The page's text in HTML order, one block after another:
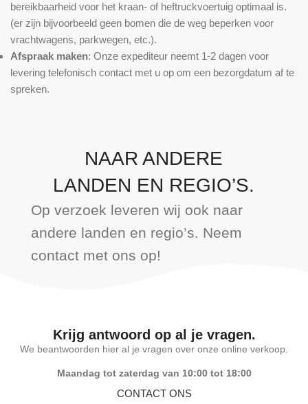
bereikbaarheid voor het kraan- of heftruckvoertuig optimaal is.
(er zijn bijvoorbeeld geen bomen die de weg beperken voor
vrachtwagens, parkwegen, etc.).
Afspraak maken: Onze expediteur neemt 1-2 dagen voor
levering telefonisch contact met u op om een bezorgdatum af te
spreken.
NAAR ANDERE
LANDEN EN REGIO’S.
Op verzoek leveren wij ook naar
andere landen en regio’s. Neem
contact met ons op!
Krijg antwoord op al je vragen.
We beantwoorden hier al je vragen over onze online verkoop.
Maandag tot zaterdag van 10:00 tot 18:00
CONTACT ONS